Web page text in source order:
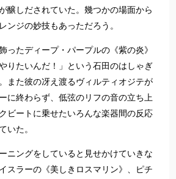
醸しだされていた。幾つかの場面から
ンジの妙技もあっただろう。
ったディープ・パープルの《紫の炎》
りたいんだ！」という石田のはしゃぎ
また彼の冴え渡るヴィルティオジテが
に終わらず、低弦のリフの音の立ち上
ビートに乗せたいろんな楽器間の反応
いた。
ニングをしていると見せかけていきな
スラーの《美しきロスマリン》、ピチ